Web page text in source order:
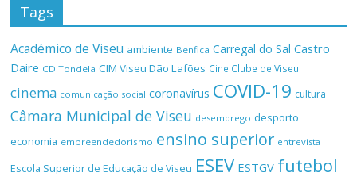
Tags
Académico de Viseu ambiente Benfica Carregal do Sal Castro
Daire CD Tondela CIM Viseu Dão Lafões Cine Clube de Viseu
cinema comunicação social coronavírus COVID-19 cultura
Câmara Municipal de Viseu desemprego desporto
economia empreendedorismo ensino superior entrevista
Escola Superior de Educação de Viseu ESEV ESTGV futebol